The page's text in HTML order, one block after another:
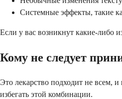
Системные эффекты, такие
Если у вас возникнут какие-либо
Кому не следует
Это лекарство подходит не всем,
избегать этой комбинации.